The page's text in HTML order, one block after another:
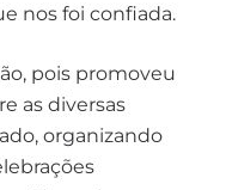
nos foi confiada.
pois promoveu
as diversas
organizando